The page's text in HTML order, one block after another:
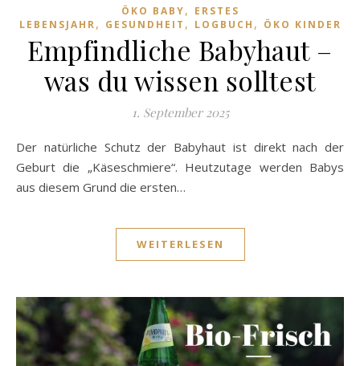
ÖKO BABY, ERSTES
LEBENSJAHR, GESUNDHEIT , LOGBUCH , ÖKO KINDER
Empfindliche Babyhaut –
was du wissen solltest
1. September 2025
Der natürliche Schutz der Babyhaut ist direkt nach der
Geburt die „Käseschmiere“. Heutzutage werden Babys
aus diesem Grund die ersten…
WEITERLESEN